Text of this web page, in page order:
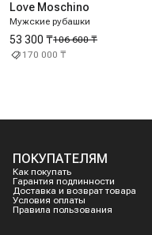
Love Moschino
Мужские рубашки
106 600 ₸
53 300 ₸
170 000 ₸
ПОКУПАТЕЛЯМ
Как покупать
Гарантия подлинности
Доставка и возврат товара
Условия оплаты
Правила пользования